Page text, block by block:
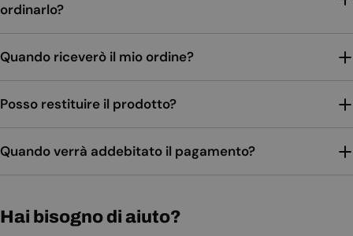
ordinarlo?
Quando riceverò il mio ordine?
Posso restituire il prodotto?
Quando verrà addebitato il pagamento?
Hai bisogno di aiuto?